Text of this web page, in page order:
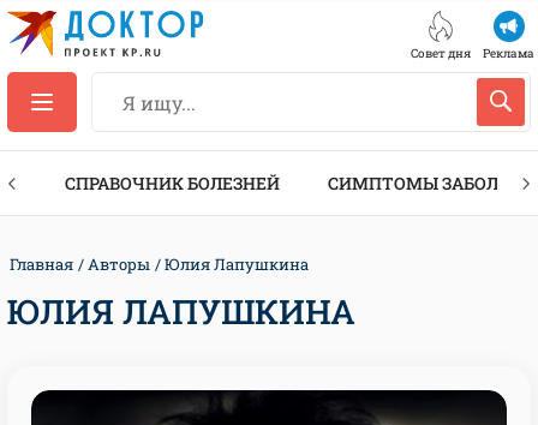
Совет дня Реклама
СПРАВОЧНИК БОЛЕЗНЕЙ СИМПТОМЫ
Главная Авторы Юлия Лапушкина
ЮЛИЯ ЛАПУШКИНА